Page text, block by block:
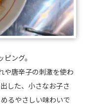
ング。
や唐辛子の刺激を使わ
した、小さなお子さ
るやさしい味わいで